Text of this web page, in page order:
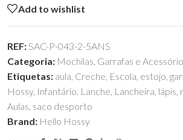
Add to wishlist
REF:SAC-P-043-2-5ANS
Categoria: Mochilas, Garrafas e
Etiquetas: aula, Creche, Escola, estojo,
Hossy, Infantário, Lanche, Lancheira, lápis,
Aulas, saco desporto
Brand: Hello Hossy